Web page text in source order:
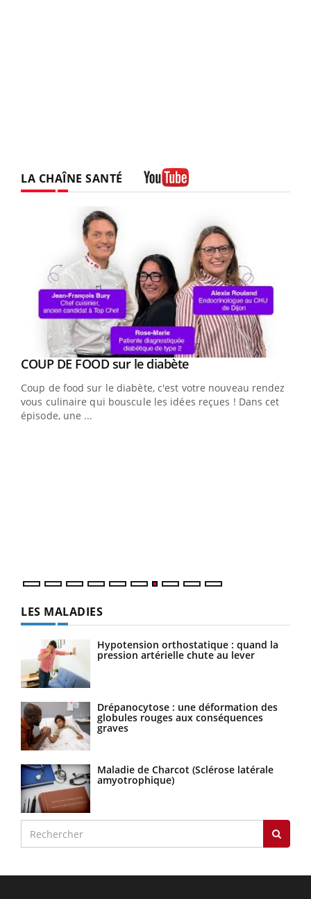
LA CHAÎNE SANTÉ
Youtube
COUP DE FOOD sur le diabèteYoutube
Coup de food sur le diabète, c'est votre nouveau rendez-
vous culinaire qui bouscule les idées reçues ! Dans cet
épisode, une ...
LES MALADIES
Hypotension orthostatique : quand la
pression artérielle chute au lever
Drépanocytose : une déformation des
globules rouges aux conséquences
graves
Maladie de Charcot (Sclérose latérale
amyotrophique)